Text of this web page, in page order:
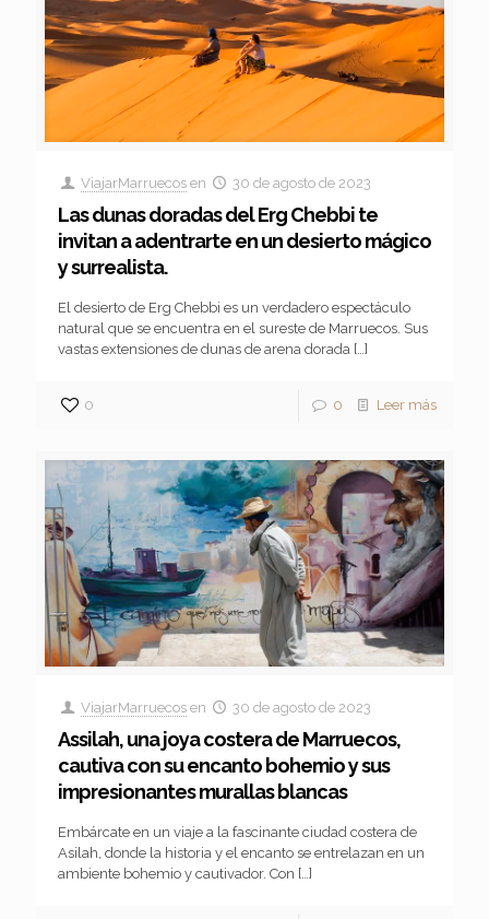
ViajarMarruecos en 30 de agosto de 2023
Las dunas doradas del Erg Chebbi te
invitan a adentrarte en un desierto mágico
y surrealista.
El desierto de Erg Chebbi es un verdadero espectáculo
natural que se encuentra en el sureste de Marruecos. Sus
vastas extensiones de dunas de arena dorada […]
0 0 Leer más
ViajarMarruecos en 30 de agosto de 2023
Assilah, una joya costera de Marruecos,
cautiva con su encanto bohemio y sus
impresionantes murallas blancas
Embárcate en un viaje a la fascinante ciudad costera de
Asilah, donde la historia y el encanto se entrelazan en un
ambiente bohemio y cautivador. Con […]